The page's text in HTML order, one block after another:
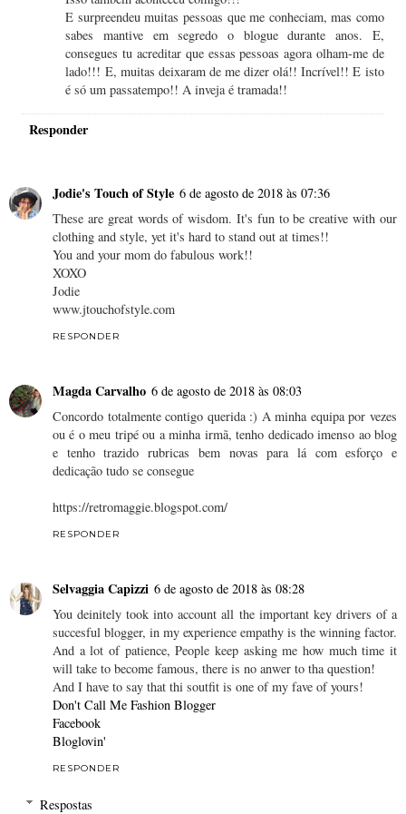
E surpreendeu muitas pessoas que me conheciam, mas como
sabes mantive em segredo o blogue durante anos. E,
consegues tu acreditar que essas pessoas agora olham-me de
lado!!! E, muitas deixaram de me dizer olá!! Incrível!! E isto
é só um passatempo!! A inveja é tramada!!
Responder
Jodie's Touch of Style 6 de agosto de 2018 às 07:36
These are great words of wisdom. It's fun to be creative with our
clothing and style, yet it's hard to stand out at times!!
You and your mom do fabulous work!!
XOXO
Jodie
www.jtouchofstyle.com
RESPONDER
Magda Carvalho 6 de agosto de 2018 às 08:03
Concordo totalmente contigo querida :) A minha equipa por vezes
ou é o meu tripé ou a minha irmã, tenho dedicado imenso ao blog
e tenho trazido rubricas bem novas para lá com esforço e
dedicação tudo se consegue
https://retromaggie.blogspot.com/
RESPONDER
Selvaggia Capizzi 6 de agosto de 2018 às 08:28
You deinitely took into account all the important key drivers of a
succesful blogger, in my experience empathy is the winning factor.
And a lot of patience, People keep asking me how much time it
will take to become famous, there is no anwer to tha question!
And I have to say that thi soutfit is one of my fave of yours!
Don't Call Me Fashion Blogger
Facebook
Bloglovin'
RESPONDER
Respostas